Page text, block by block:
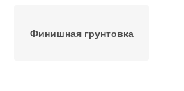
Финишная грунтовка